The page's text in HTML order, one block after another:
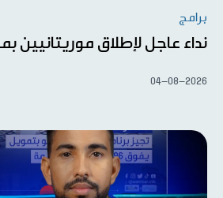
برامج
نداء عاجل لإطلاق موريتانيين
04-08-2026